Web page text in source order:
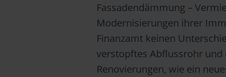
Fassadendämmung –
Modernisierungen ihrer
Finanzamt keinen
verstopftes Abflussrohr und
Renovierungen, wie ein